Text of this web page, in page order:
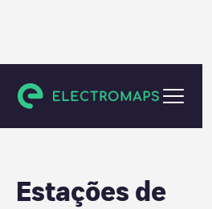
Estados Unidos
Estações de